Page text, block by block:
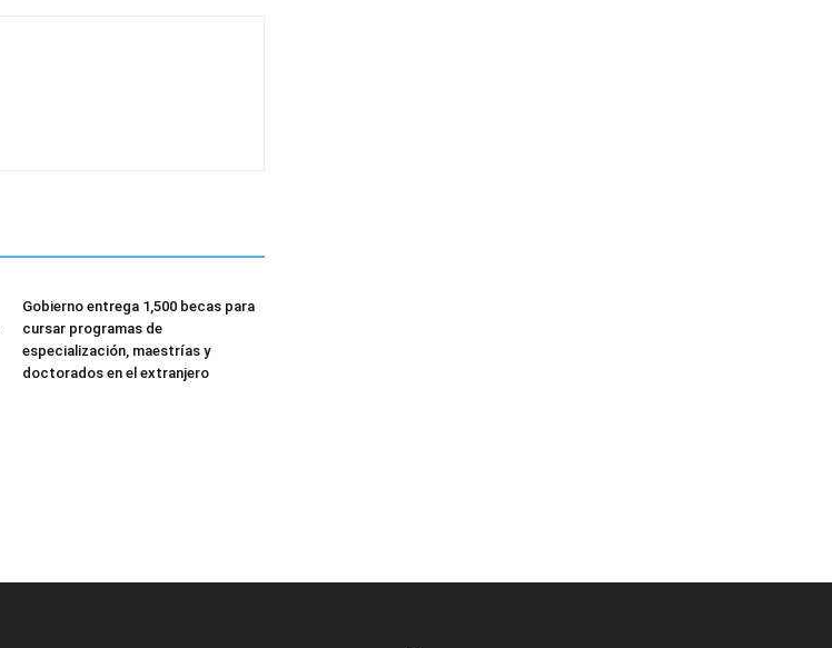
Gobierno entrega 1,500 becas para
cursar programas de
especialización, maestrías y
doctorados en el extranjero